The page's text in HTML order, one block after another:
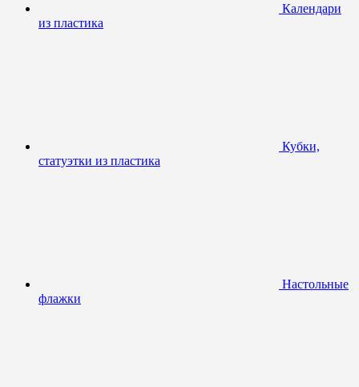
Календари
из пластика
Кубки,
статуэтки из пластика
Настольные
флажки